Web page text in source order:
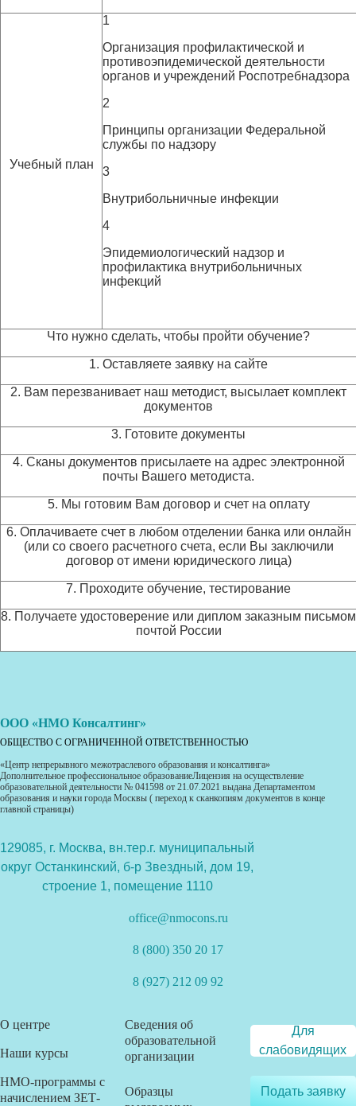
Учебный план
1
Организация профилактической и
противоэпидемической деятельности
органов и учреждений Роспотребнадзора
2
Принципы организации Федеральной
службы по надзору
3
Внутрибольничные инфекции
4
Эпидемиологический надзор и
профилактика внутрибольничных
инфекций
Что нужно сделать, чтобы пройти обучение?
1. Оставляете заявку на сайте
2. Вам перезванивает наш методист, высылает комплект
документов
3. Готовите документы
4. Сканы документов присылаете на адрес электронной
почты Вашего методиста.
5. Мы готовим Вам договор и счет на оплату
6. Оплачиваете счет в любом отделении банка или онлайн
(или со своего расчетного счета, если Вы заключили
договор от имени юридического лица)
7. Проходите обучение, тестирование
8. Получаете удостоверение или диплом заказным письмом
почтой России
ООО «НМО Консалтинг»
ОБЩЕСТВО С ОГРАНИЧЕННОЙ ОТВЕТСТВЕННОСТЬЮ
«Центр непрерывного межотраслевого образования и консалтинга»
Дополнительное профессиональное образованиеЛицензия на осуществление
образовательной деятельности № 041598 от 21.07.2021 выдана Департаментом
образования и науки города Москвы ( переход к сканкопиям документов в конце
главной страницы)
129085, г. Москва, вн.тер.г. муниципальный
округ Останкинский, б-р Звездный, дом 19,
строение 1, помещение 1110
office@nmocons.ru
8 (800) 350 20 17
8 (927) 212 09 92
О центре
Наши курсы
НМО-программы с
начислением ЗЕТ-
Сведения об
образовательной
организации
Образцы
Для
слабовидящих
Подать заявку